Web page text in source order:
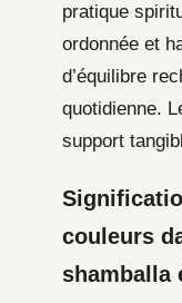
pratique
ordonnée et
d’équilibre
quotidienne.
support
couleurs
shamballa